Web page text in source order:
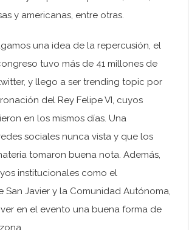
y americanas, entre otras.
una idea de la repercusión, el
tuvo más de 41 millones de
y llego a ser trending topic por
del Rey Felipe VI, cuyos
en los mismos días. Una
sociales nunca vista y que los
tomaron buena nota. Además,
institucionales como el
San Javier y la Comunidad Autónoma,
en el evento una buena forma de